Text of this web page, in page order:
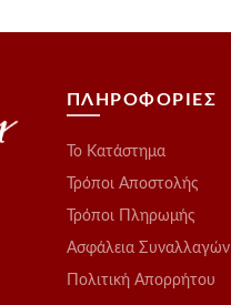
ΠΛΗΡΟΦΟΡΙΕΣ
Το Kατάστημα
Τρόποι Αποστολής
Τρόποι Πληρωμής
Ασφάλεια Συναλλαγών
Πολιτική Απορρήτου